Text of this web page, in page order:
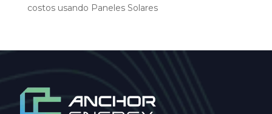
costos usando Paneles Solares